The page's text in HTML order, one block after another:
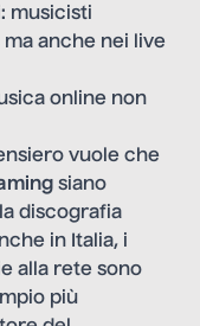
: musicisti
anche nei live
online non
vuole che
siano
discografia
in Italia, i
alla rete sono
più